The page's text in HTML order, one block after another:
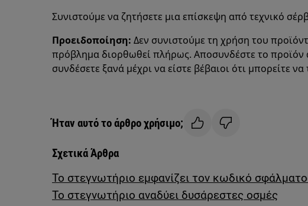
Συνιστούμε να ζητήσετε μια επίσκεψη από τεχνικό
Προειδοποίηση: Δεν συνιστούμε τη χρήση του
πρόβλημα διορθωθεί πλήρως. Αποσυνδέστε το προϊόν
συνδέσετε ξανά μέχρι να είστε βέβαιοι ότι μπορείτε να
Ήταν αυτό το άρθρο χρήσιμο;
Σχετικά Άρθρα
Το στεγνωτήριο εμφανίζει τον κωδικό
Το στεγνωτήριο αναδύει δυσάρεστες οσμές